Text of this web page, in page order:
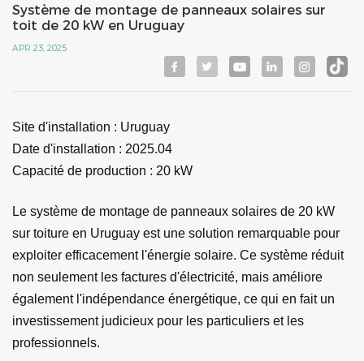
Système de montage de panneaux solaires sur
toit de 20 kW en Uruguay
APR 23, 2025
Site d'installation : Uruguay
Date d'installation : 2025.04
Capacité de production : 20 kW
Le système de montage de panneaux solaires de 20 kW
sur toiture en Uruguay est une solution remarquable pour
exploiter efficacement l'énergie solaire. Ce système réduit
non seulement les factures d'électricité, mais améliore
également l'indépendance énergétique, ce qui en fait un
investissement judicieux pour les particuliers et les
professionnels.